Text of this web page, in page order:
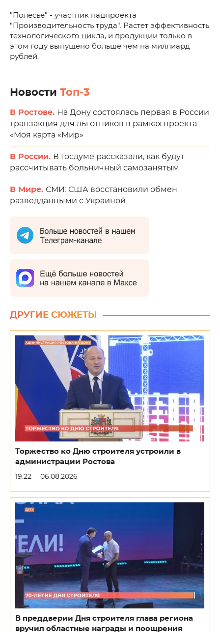
"Полесье" - участник нацпроекта
"Производительность труда". Растет эффективность
технологического цикла, и продукции только в
этом году выпущено больше чем на миллиард
рублей.
Новости Топ-3
В Ростове. На Дону состоялась первая в России
транзакция для льготников в рамках проекта
«Моя карта «Мир»
В России. В Госдуме рассказали, как будут
рассчитывать больничный самозанятым
В Мире. СМИ: США восстановили обмен
разведданными с Украиной
ДРУГИЕ СЮЖЕТЫ
Торжество ко Дню строителя устроили в
администрации Ростова
19:22 06.08.2026
В преддверии Дня строителя глава региона
вручил областные награды и поощрения